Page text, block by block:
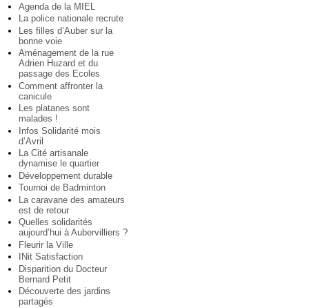
Agenda de la MIEL
La police nationale recrute
Les filles d’Auber sur la
bonne voie
Aménagement de la rue
Adrien Huzard et du
passage des Ecoles
Comment affronter la
canicule
Les platanes sont
malades !
Infos Solidarité mois
d’Avril
La Cité artisanale
dynamise le quartier
Développement durable
Tournoi de Badminton
La caravane des amateurs
est de retour
Quelles solidarités
aujourd’hui à Aubervilliers ?
Fleurir la Ville
INit Satisfaction
Disparition du Docteur
Bernard Petit
Découverte des jardins
partagés